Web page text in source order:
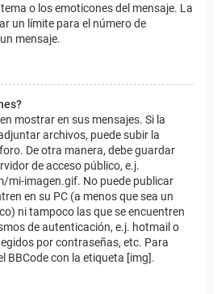
o los emoticones del mensaje. La
un límite para el número de
mensaje.
mostrar en sus mensajes. Si la
archivos, puede subir la
De otra manera, debe guardar
de acceso público, e.j.
mi-imagen.gif. No puede publicar
en su PC (a menos que sea un
ni tampoco las que se encuentren
de autenticación, e.j. hotmail o
por contraseñas, etc. Para
BBCode con la etiqueta [img].